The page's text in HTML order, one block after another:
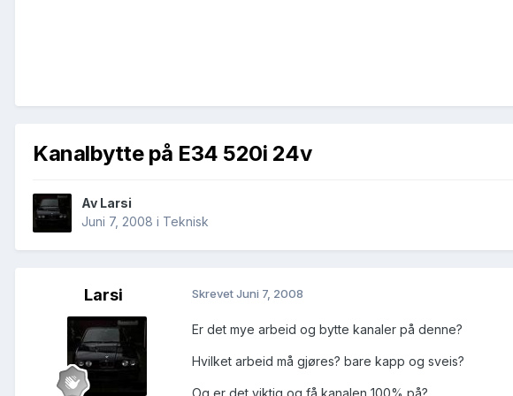
Kanalbytte på E34 520i 24v
Av Larsi
Juni 7, 2008 i Teknisk
Larsi SkrevetJuni 7, 2008
Er det mye arbeid og bytte kanaler på denne?
Hvilket arbeid må gjøres? bare kapp og sveis?